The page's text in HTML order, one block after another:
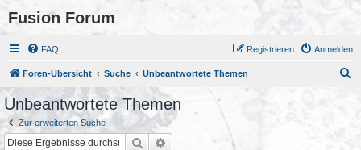
Fusion Forum
FAQ Anmelden
Registrieren
Foren-Übersicht Suche Unbeantwortete Themen
Unbeantwortete Themen
Zur erweiterten Suche
Suche Erweiterte Suche